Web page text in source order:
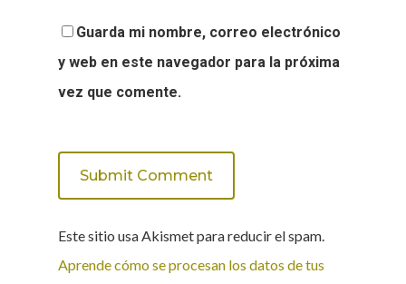
Guarda mi nombre, correo electrónico
y web en este navegador para la próxima
vez que comente.
Este sitio usa Akismet para reducir el spam.
Aprende cómo se procesan los datos de tus